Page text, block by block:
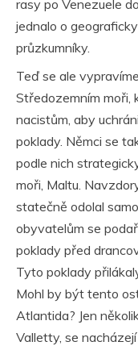
rasy po Venezuele
jednalo o
průzkumníky.
Teď se ale
Středozemním moři,
nacistům, aby
poklady. Němci se
podle nich
moři, Maltu.
statečně odolal
obyvatelům se
poklady před
Tyto poklady
Mohl by být tento
Atlantida? Jen
Valletty, se